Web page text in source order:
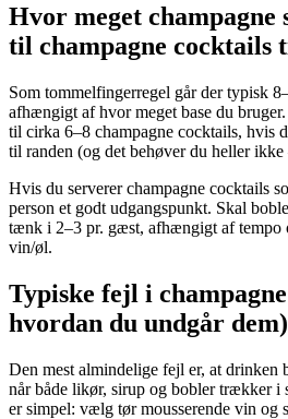
Hvor meget champagne
til champagne cocktails
Som tommelfingerregel går der typisk
afhængigt af hvor meget base du
til cirka 6–8 champagne cocktails, hvis
til randen (og det behøver du heller
Hvis du serverer champagne cocktails
person et godt udgangspunkt. Skal
tænk i 2–3 pr. gæst, afhængigt af tempo
vin/øl.
Typiske fejl i
hvordan du undgår dem)
Den mest almindelige fejl er, at drinken
når både likør, sirup og bobler trækker i
er simpel: vælg tør mousserende vin og